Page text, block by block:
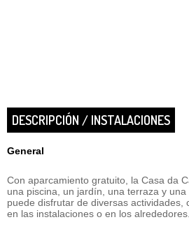
DESCRIPCIÓN / INSTALACIONES
General
Con aparcamiento gratuito, la Casa da
una piscina, un jardín, una terraza y
puede disfrutar de diversas actividades,
en las instalaciones o en los alrededores.